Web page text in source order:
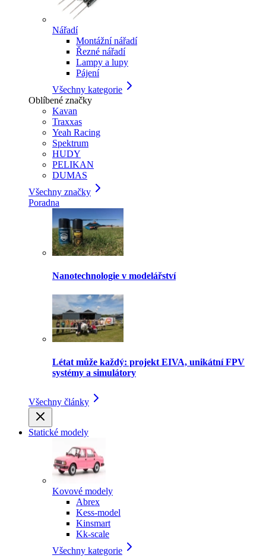
Nářadí
Montážní nářadí
Řezné nářadí
Lampy a lupy
Pájení
Všechny kategorie
Oblíbené značky
Kavan
Traxxas
Yeah Racing
Spektrum
HUDY
PELIKAN
DUMAS
Všechny značky
Poradna
Nanotechnologie v modelářství
Létat může každý: projekt EIVA, unikátní FPV
systémy a simulátory
Všechny články
Statické modely
Kovové modely
Abrex
Kess-model
Kinsmart
Kk-scale
Všechny kategorie